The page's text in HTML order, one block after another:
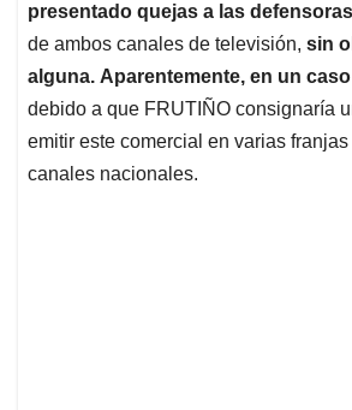
presentado quejas a las
de ambos canales de televisión, sin
alguna. Aparentemente, en un
debido a que FRUTIÑO consignaría
emitir este comercial en varias
canales nacionales.